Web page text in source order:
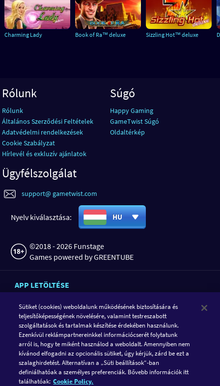
Charming Lady Book of Ra™ deluxe Sizzling Hot™ deluxe
Rólunk
Rólunk
Általános Szerződési Feltételek
Adatvédelmi rendelkezések
Cookie Szabályzat
Hírlevél és exkluzív ajánlatok
Súgó
Happy Gaming
GameTwist Súgó
Oldaltérkép
Ügyfélszolgálat
support@ gametwist.com
Nyelv kiválasztása: HU
©2018 - 2026 Funstage
Games powered by GREENTUBE
APP LETÖLTÉSE
KÖVESD A GAMETWIST-ET
Sütiket (cookies) weboldalunk működésének biztosítására és
teljesítőképességének növelésére, valamint testreszabott
szolgáltatások és tartalmak készítése érdekében használunk.
Ezenkívül reklámpartnereinkkel információcserét folytatunk
arról is, hogy te miként használod a weboldalt. Amennyiben nem
kívánod elfogadni az opcionális sütiket, úgy kérjük, zárd be ezt a
szalaghirdetést. Alternatívan a „Süti beállítások“-ban
definiálhatóak a személyes preferenciák. Bővebb információk itt
találhatóak: Cookie Policy.